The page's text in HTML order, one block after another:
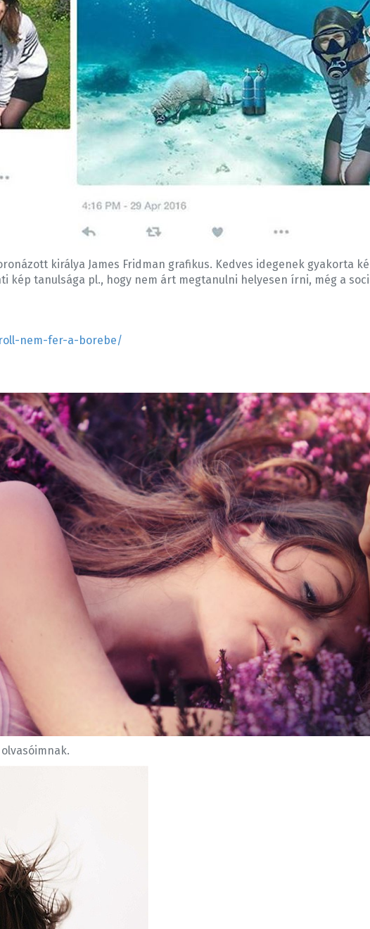
királya James Fridman grafikus. Kedves idegenek gyakorta
kép tanulsága pl., hogy nem árt megtanulni helyesen írni, még a
nem-fer-a-borebe/